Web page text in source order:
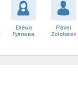
Елена
Гуляева
Pavel
Zolotarev